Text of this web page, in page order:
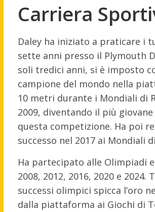
Carriera
Daley ha iniziato a praticare i
sette anni presso il Plymouth
soli tredici anni, si è imposto
campione del mondo nella
10 metri durante i Mondiali di
2009, diventando il più
questa competizione. Ha poi
successo nel 2017 ai Mondiali
Ha partecipato alle Olimpiadi
2008, 2012, 2016, 2020 e 2024.
successi olimpici spicca l’oro
dalla piattaforma ai Giochi di